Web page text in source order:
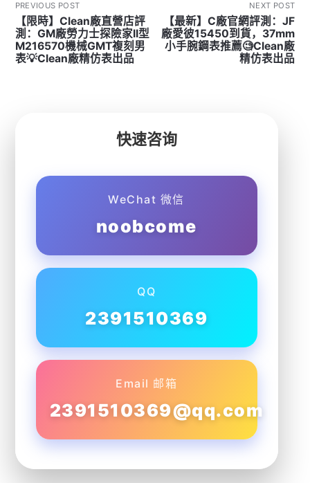
PREVIOUS POST
【限時】Clean廠直營店評
測：GM廠勞力士探險家II型
M216570機械GMT複刻男
表💡Clean廠精仿表出品
NEXT POST
【最新】C廠官網評測：JF
廠愛彼15450到貨，37mm
小手腕鋼表推薦🧐Clean廠
精仿表出品
快速咨询
WeChat 微信
noobcome
QQ
2391510369
Email 邮箱
2391510369@qq.com